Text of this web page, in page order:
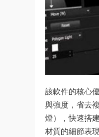
該軟件的核心
與強度，省去
燈），快速搭
材質的細節表